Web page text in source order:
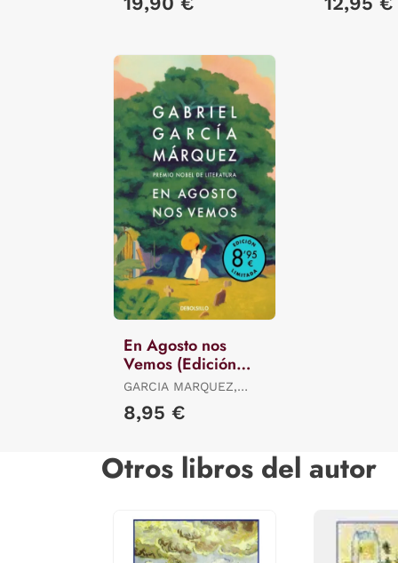
En Agosto nos
Vemos (Edición
Limitada)
GARCIA MARQUEZ,
8,95 €
Otros libros del autor